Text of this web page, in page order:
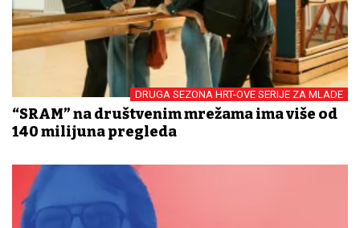
DRUGA SEZONA HRT-OVE SERIJE ZA MLADE
“SRAM” na društvenim mrežama ima više od
140 milijuna pregleda